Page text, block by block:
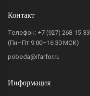
Контакт
Телефон: +7 (927) 268-15-33
(Пн–Пт 9:00–16:30 МСК)
pobeda@ifarfor.ru
Информация